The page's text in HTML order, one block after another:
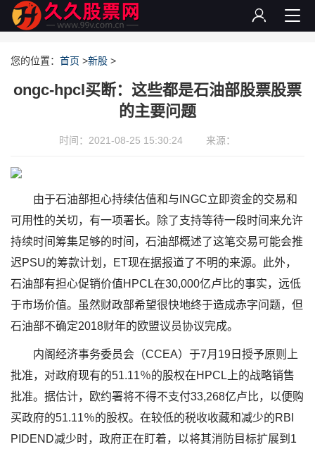
您的位置： 首页 >新股 >
ongc-hpcl买断：这些都是石油部股票股票
的主要问题
时间：2021-08-25 15:30:24 来源：
由于石油部担心持续估值和与INGC立即资金的交易和
可用性的关切，有一项署长。除了支持等待一段时间来允许
持续时间筹集足够的时间，石油部概述了这笔交易可能会推
迟PSU的筹款计划，ET现在据报道了不明的来源。此外，
石油部有担心促销价值HPCL在30,000亿卢比的事实，远低
于市场价值。虽然财政部希望很快地终于造成赤字问题，但
石油部不确定2018财年的欧盟议员协议完成。
内阁经济事务委员会（CCEA）于7月19日授予原则上
批准，对政府现有的51.11％的股权在HPCL上的战略销售
批准。据估计，欧约署将不得不支付33,268亿卢比，以便购
买政府的51.11％的股权。在较低的税收收藏和减少的RBI
PIDEND减少时，政府正在盯着，以将其消防目标扩展到1